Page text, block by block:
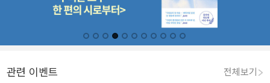
관련 이벤트 전체보기